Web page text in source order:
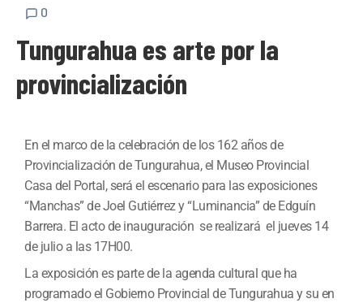
0
Tungurahua es arte por la
provincialización
En el marco de la celebración de los 162 años de
Provincialización de Tungurahua, el Museo Provincial
Casa del Portal, será el escenario para las exposiciones
“Manchas” de Joel Gutiérrez y “Luminancia” de Edguín
Barrera. El acto de inauguración se realizará el jueves 14
de julio a las 17H00.
La exposición es parte de la agenda cultural que ha
programado el Gobierno Provincial de Tungurahua y su en